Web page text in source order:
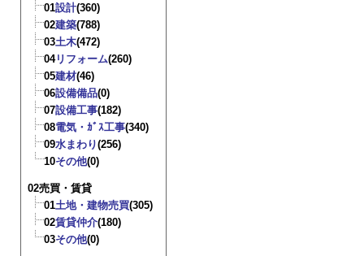
01設計(360)
02建築(788)
03土木(472)
04リフォーム(260)
05建材(46)
06設備備品(0)
07設備工事(182)
08電気・ｶﾞｽ工事(340)
09水まわり(256)
10その他(0)
02売買・賃貸
01土地・建物売買(305)
02賃貸仲介(180)
03その他(0)